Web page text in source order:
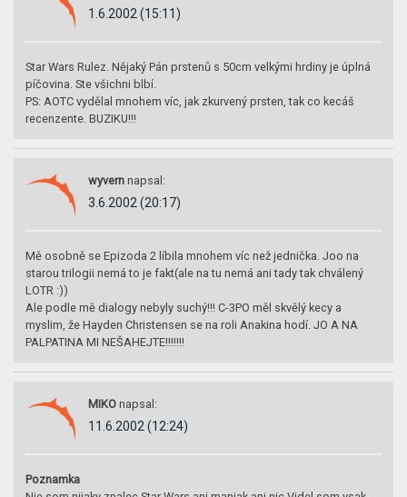
1.6.2002 (15:11)
Star Wars Rulez. Nějaký Pán prstenů s 50cm velkými hrdiny je úplná
píčovina. Ste všichni blbí.
PS: AOTC vydělal mnohem víc, jak zkurvený prsten, tak co kecáš
recenzente. BUZIKU!!!
wyvern napsal:
3.6.2002 (20:17)
Mě osobně se Epizoda 2 líbila mnohem víc než jednička. Joo na
starou trilogii nemá to je fakt(ale na tu nemá ani tady tak chválený
LOTR :))
Ale podle mě dialogy nebyly suchý!!! C-3PO měl skvělý kecy a
myslim, že Hayden Christensen se na roli Anakina hodí. JO A NA
PALPATINA MI NEŠAHEJTE!!!!!!!
MIKO napsal:
11.6.2002 (12:24)
Poznamka